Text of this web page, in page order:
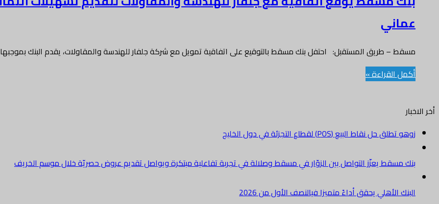
عماني
مسقط – طريق المستقبل: احتفل بنك مسقط بالتوقيع على اتفاقية تمويل مع شركة جلفار للهندسة والمقاولات، يقدم البنك بموجبها
أكمل القراءة »
أخر الاخبار
زوهو تطلق حل نقاط البيع (POS) لقطاع التجزئة في دول الخليج
بنك مسقط يعزّز التواصل بين الزوّار في مسقط وصلالة في تجربة تفاعلية مبتكرة ويواصل تقديم عروض حصريّة خلال موسم الخريف
البنك الأهلي يحقق أداءً متميزا فيالنصف الأول من 2026